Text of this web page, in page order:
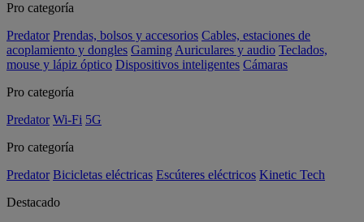
Pro categoría
Predator Prendas, bolsos y accesorios Cables, estaciones de
acoplamiento y dongles Gaming Auriculares y audio Teclados,
mouse y lápiz óptico Dispositivos inteligentes Cámaras
Pro categoría
Predator Wi-Fi 5G
Pro categoría
Predator Bicicletas eléctricas Escúteres eléctricos Kinetic Tech
Destacado